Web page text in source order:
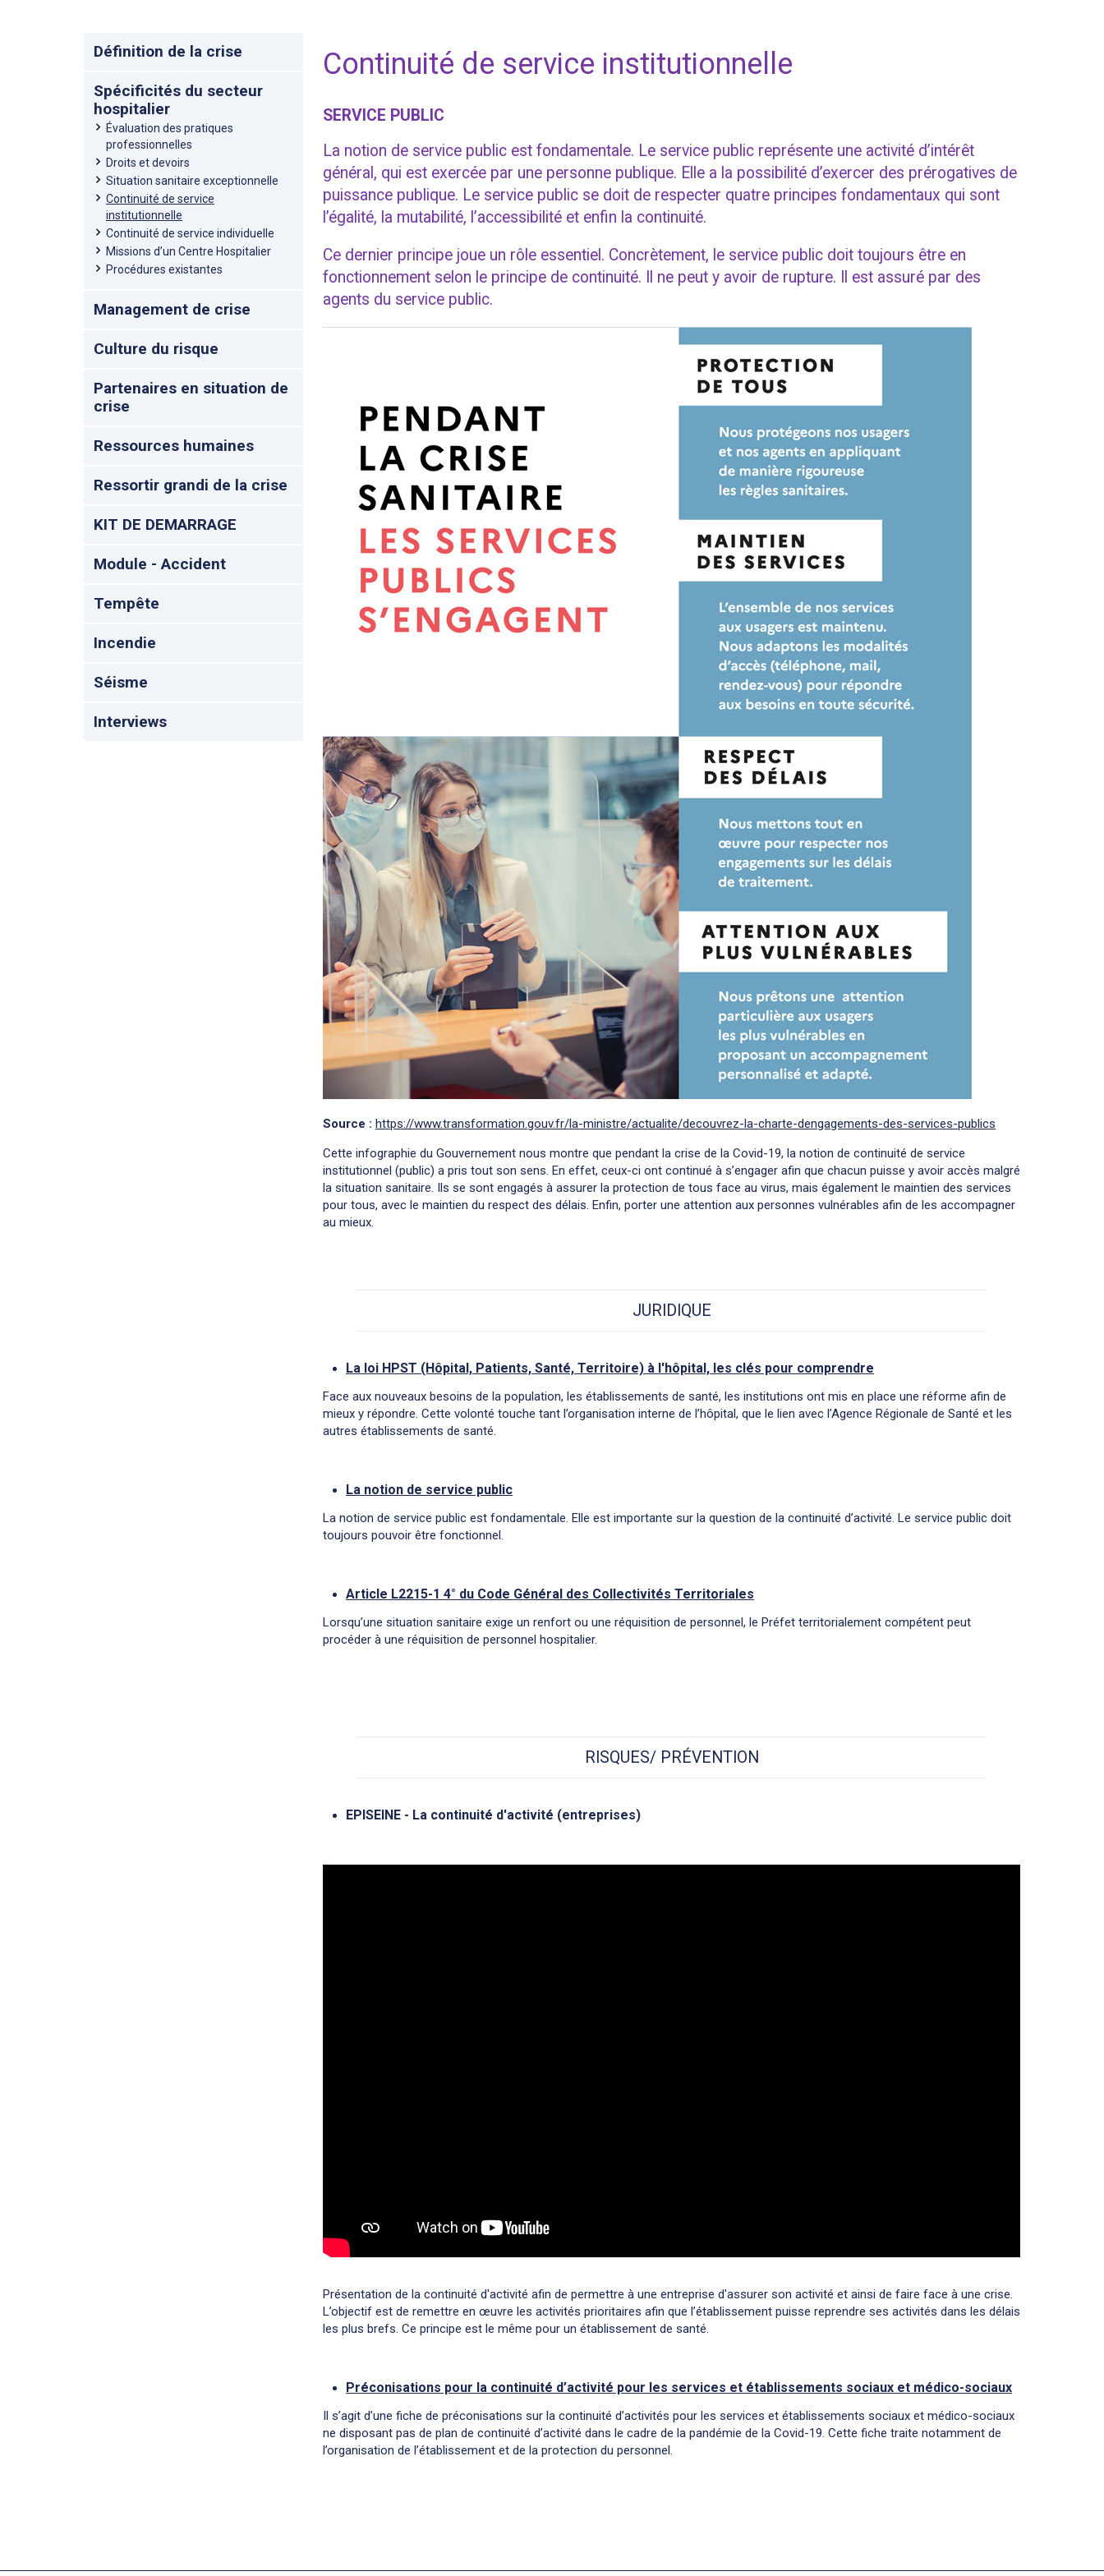
Définition de la crise
Spécificités du secteur
hospitalier
Évaluation des pratiques
professionnelles
Droits et devoirs
Situation sanitaire exceptionnelle
Continuité de service
institutionnelle
Continuité de service individuelle
Missions d’un Centre Hospitalier
Procédures existantes
Management de crise
Culture du risque
Partenaires en situation de
crise
Ressources humaines
Ressortir grandi de la crise
KIT DE DEMARRAGE
Module - Accident
Tempête
Incendie
Séisme
Interviews
Continuité de service institutionnelle
SERVICE PUBLIC
La notion de service public est fondamentale. Le service public représente une activité d’intérêt
général, qui est exercée par une personne publique. Elle a la possibilité d’exercer des prérogatives de
puissance publique. Le service public se doit de respecter quatre principes fondamentaux qui sont
l’égalité, la mutabilité, l’accessibilité et enfin la continuité.
Ce dernier principe joue un rôle essentiel. Concrètement, le service public doit toujours être en
fonctionnement selon le principe de continuité. Il ne peut y avoir de rupture. Il est assuré par des
agents du service public.
Source : https://www.transformation.gouv.fr/la-ministre/actualite/decouvrez-la-charte-dengagements-des-services-publics
Cette infographie du Gouvernement nous montre que pendant la crise de la Covid-19, la notion de continuité de service
institutionnel (public) a pris tout son sens. En effet, ceux-ci ont continué à s’engager afin que chacun puisse y avoir accès malgré
la situation sanitaire. Ils se sont engagés à assurer la protection de tous face au virus, mais également le maintien des services
pour tous, avec le maintien du respect des délais. Enfin, porter une attention aux personnes vulnérables afin de les accompagner
au mieux.
JURIDIQUE
La loi HPST (Hôpital, Patients, Santé, Territoire) à l'hôpital, les clés pour comprendre
Face aux nouveaux besoins de la population, les établissements de santé, les institutions ont mis en place une réforme afin de
mieux y répondre. Cette volonté touche tant l’organisation interne de l’hôpital, que le lien avec l’Agence Régionale de Santé et les
autres établissements de santé.
La notion de service public
La notion de service public est fondamentale. Elle est importante sur la question de la continuité d’activité. Le service public doit
toujours pouvoir être fonctionnel.
Article L2215-1 4° du Code Général des Collectivités Territoriales
Lorsqu’une situation sanitaire exige un renfort ou une réquisition de personnel, le Préfet territorialement compétent peut
procéder à une réquisition de personnel hospitalier.
RISQUES/ PRÉVENTION
EPISEINE - La continuité d'activité (entreprises)
Présentation de la continuité d'activité afin de permettre à une entreprise d'assurer son activité et ainsi de faire face à une crise.
L’objectif est de remettre en œuvre les activités prioritaires afin que l’établissement puisse reprendre ses activités dans les délais
les plus brefs. Ce principe est le même pour un établissement de santé.
Préconisations pour la continuité d’activité pour les services et établissements sociaux et médico-sociaux
Il s’agit d’une fiche de préconisations sur la continuité d’activités pour les services et établissements sociaux et médico-sociaux
ne disposant pas de plan de continuité d’activité dans le cadre de la pandémie de la Covid-19. Cette fiche traite notamment de
l’organisation de l’établissement et de la protection du personnel.